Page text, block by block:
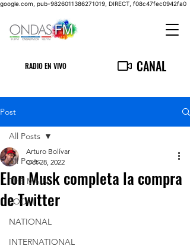
google.com, pub-9826011386271019, DIRECT, f08c47fec0942fa0
RADIO EN VIVO CANAL
Post
All Posts
THE MAIN
LOCAL
NATIONAL
INTERNATIONAL
All Posts
Elon Musk completa la compra
de Twitter
Arturo Bolívar
Oct 28, 2022